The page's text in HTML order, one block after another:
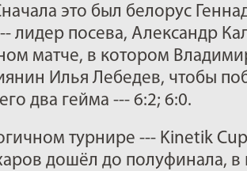
это был белорус
лидер посева, Александр
матче, в котором
Илья Лебедев, чтобы
два гейма --- 6:2; 6:0.
турнире --- Kinetik
дошёл до полуфинала, в